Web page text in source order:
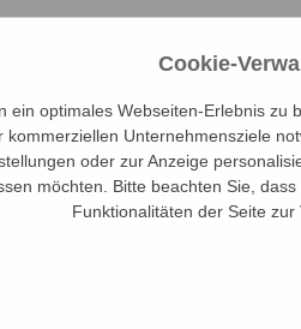
Cookie-
ein optimales Webseiten-Erlebnis
Unternehmensziele
oder zur Anzeige
möchten. Bitte beachten Sie,
Funktionalitäten der Seite zur